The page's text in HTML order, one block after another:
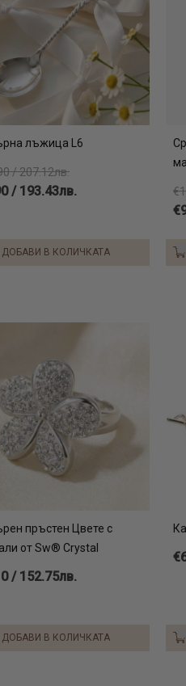
лъжица L6
/ 207.12лв.
/ 193.43лв.
ДОБАВИ В КОЛИЧКАТА
пръстен Цвете с
от Sw® Crystal
/ 152.75лв.
ДОБАВИ В КОЛИЧКАТА